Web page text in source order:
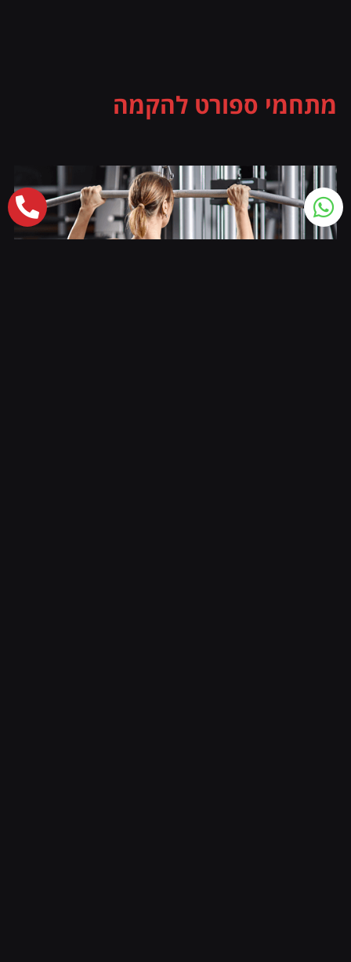
מתחמי ספורט להקמה